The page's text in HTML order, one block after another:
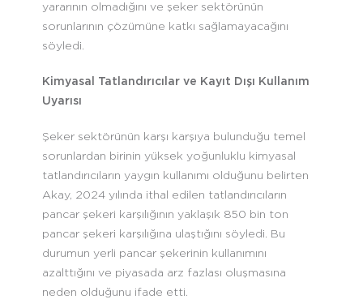
yararının olmadığını ve şeker sektörünün
sorunlarının çözümüne katkı sağlamayacağını
söyledi.
Kimyasal Tatlandırıcılar ve Kayıt Dışı Kullanım
Uyarısı
Şeker sektörünün karşı karşıya bulunduğu temel
sorunlardan birinin yüksek yoğunluklu kimyasal
tatlandırıcıların yaygın kullanımı olduğunu belirten
Akay, 2024 yılında ithal edilen tatlandırıcıların
pancar şekeri karşılığının yaklaşık 850 bin ton
pancar şekeri karşılığına ulaştığını söyledi. Bu
durumun yerli pancar şekerinin kullanımını
azalttığını ve piyasada arz fazlası oluşmasına
neden olduğunu ifade etti.